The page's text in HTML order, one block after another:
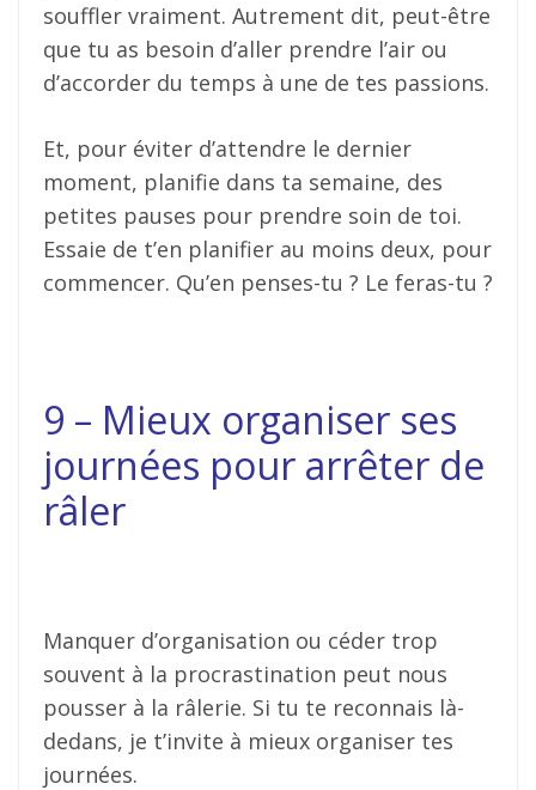
souffler vraiment. Autrement dit, peut-être
que tu as besoin d’aller prendre l’air ou
d’accorder du temps à une de tes passions.
Et, pour éviter d’attendre le dernier
moment, planifie dans ta semaine, des
petites pauses pour prendre soin de toi.
Essaie de t’en planifier au moins deux, pour
commencer. Qu’en penses-tu ? Le feras-tu ?
9 – Mieux organiser ses
journées pour arrêter de
râler
Manquer d’organisation ou céder trop
souvent à la procrastination peut nous
pousser à la râlerie. Si tu te reconnais là-
dedans, je t’invite à mieux organiser tes
journées.